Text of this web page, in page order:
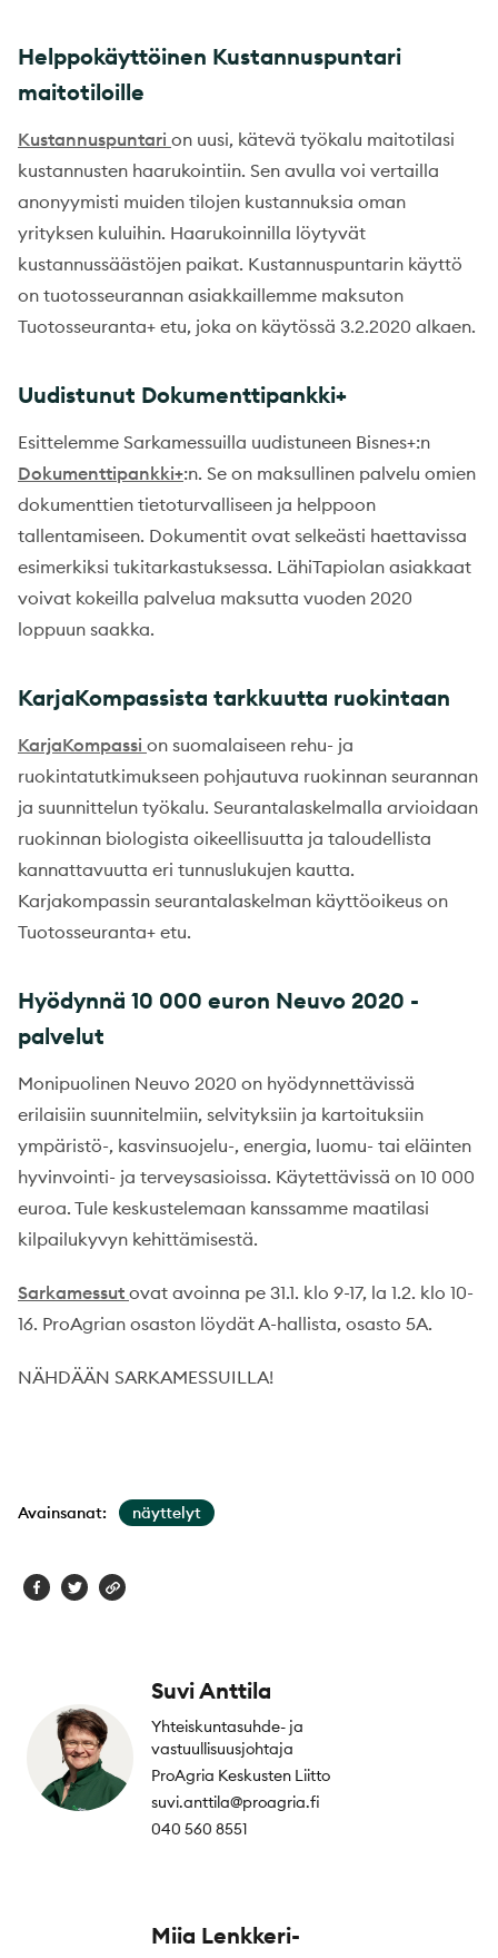
Helppokäyttöinen Kustannuspuntari
maitotiloille
Kustannuspuntari on uusi, kätevä työkalu maitotilasi
kustannusten haarukointiin. Sen avulla voi vertailla
anonyymisti muiden tilojen kustannuksia oman
yrityksen kuluihin. Haarukoinnilla löytyvät
kustannussäästöjen paikat. Kustannuspuntarin käyttö
on tuotosseurannan asiakkaillemme maksuton
Tuotosseuranta+ etu, joka on käytössä 3.2.2020 alkaen.
Uudistunut Dokumenttipankki+
Esittelemme Sarkamessuilla uudistuneen Bisnes+:n
Dokumenttipankki+:n. Se on maksullinen palvelu omien
dokumenttien tietoturvalliseen ja helppoon
tallentamiseen. Dokumentit ovat selkeästi haettavissa
esimerkiksi tukitarkastuksessa. LähiTapiolan asiakkaat
voivat kokeilla palvelua maksutta vuoden 2020
loppuun saakka.
KarjaKompassista tarkkuutta ruokintaan
KarjaKompassi on suomalaiseen rehu- ja
ruokintatutkimukseen pohjautuva ruokinnan seurannan
ja suunnittelun työkalu. Seurantalaskelmalla arvioidaan
ruokinnan biologista oikeellisuutta ja taloudellista
kannattavuutta eri tunnuslukujen kautta.
Karjakompassin seurantalaskelman käyttöoikeus on
Tuotosseuranta+ etu.
Hyödynnä 10 000 euron Neuvo 2020 -
palvelut
Monipuolinen Neuvo 2020 on hyödynnettävissä
erilaisiin suunnitelmiin, selvityksiin ja kartoituksiin
ympäristö-, kasvinsuojelu-, energia, luomu- tai eläinten
hyvinvointi- ja terveysasioissa. Käytettävissä on 10 000
euroa. Tule keskustelemaan kanssamme maatilasi
kilpailukyvyn kehittämisestä.
Sarkamessut ovat avoinna pe 31.1. klo 9-17, la 1.2. klo 10-
16. ProAgrian osaston löydät A-hallista, osasto 5A.
NÄHDÄÄN SARKAMESSUILLA!
Avainsanat: näyttelyt
Suvi Anttila
Yhteiskuntasuhde- ja
vastuullisuusjohtaja
ProAgria Keskusten Liitto
suvi.anttila@proagria.fi
040 560 8551
Miia Lenkkeri-